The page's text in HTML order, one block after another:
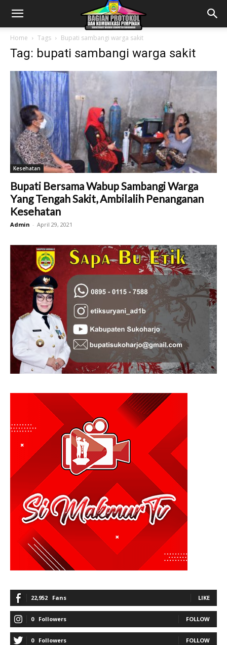
Home Tags Bupati sambangi warga sakit
Tag: bupati sambangi warga sakit
Kesehatan
Bupati Bersama Wabup Sambangi Warga
Yang Tengah Sakit, Ambilalih Penanganan
Kesehatan
Admin - April 29, 2021
22,952 Fans LIKE
0 Followers FOLLOW
0 Followers FOLLOW